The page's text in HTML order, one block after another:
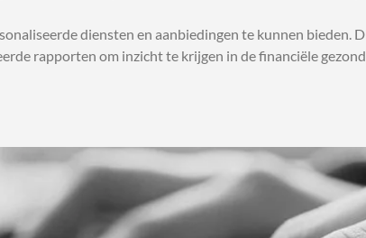
diensten en aanbiedingen te kunnen
rapporten om inzicht te krijgen in de financiële